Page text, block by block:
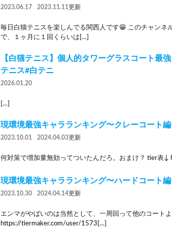
2023.06.17 2023.11.11更新
毎日白猫テニスを楽しんでる関西人です😁 このチャン
で、１ヶ月に１回くらいは[…]
【白猫テニス】個人的タワーグラスコート
テニス#白テニ
2026.01.20
[…]
現環境最強キャラランキング〜クレーコート編
2023.10.01 2024.04.03更新
何対策で増加量無効ってついたんだろ。おまけ？ tier表
現環境最強キャラランキング〜ハードコート編
2023.10.30 2024.04.14更新
エンマがやばいのは当然として、一周回って他のコート
https://tiermaker.com/user/1573[…]